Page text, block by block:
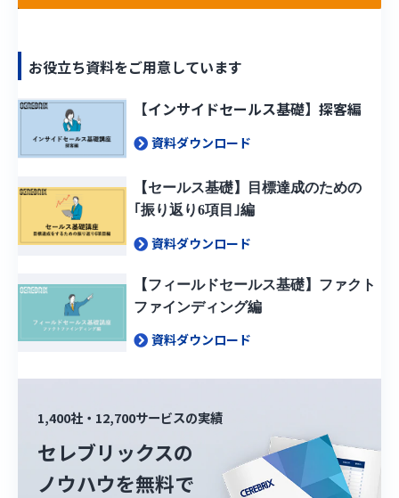
お役立ち資料をご用意しています
【インサイドセールス基礎】探客編
資料ダウンロード
【セールス基礎】目標達成のための
｢振り返り6項目｣編
資料ダウンロード
【フィールドセールス基礎】ファクト
ファインディング編
資料ダウンロード
1,400社・12,700サービスの実績
セレブリックスの
ノウハウを無料で